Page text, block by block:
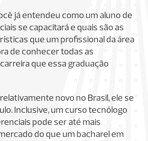
já entendeu como um aluno de
se capacitará e quais são as
que um profissional da área
de conhecer todas as
que essa graduação
novo no Brasil, ele se
Inclusive, um curso tecnólogo
pode ser até mais
do que um bacharel em